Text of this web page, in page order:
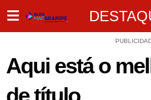
Aqui está o